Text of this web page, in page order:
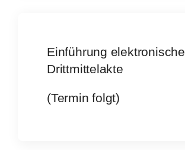
Einführung elektronische
Drittmittelakte
(Termin folgt)